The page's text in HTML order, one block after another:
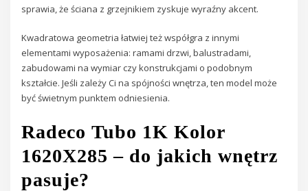
sprawia, że ściana z grzejnikiem zyskuje wyraźny akcent.
Kwadratowa geometria łatwiej też współgra z innymi
elementami wyposażenia: ramami drzwi, balustradami,
zabudowami na wymiar czy konstrukcjami o podobnym
kształcie. Jeśli zależy Ci na spójności wnętrza, ten model może
być świetnym punktem odniesienia.
Radeco Tubo 1K Kolor
1620X285 – do jakich wnętrz
pasuje?